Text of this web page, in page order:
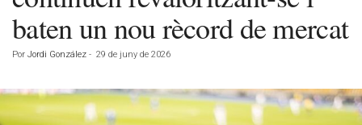
baten un nou rècord de mercat
Por Jordi González - 29 de juny de 2026